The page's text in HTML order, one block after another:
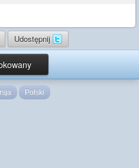
Udostępnij
Polski